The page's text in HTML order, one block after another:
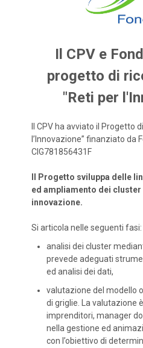
Il CPV e
progetto di
"Reti per
Il CPV ha avviato il Progetto
l’Innovazione” finanziato da
CIG781856431F
Il Progetto sviluppa delle
ed ampliamento dei
innovazione.
Si articola nelle seguenti fasi:
analisi dei cluster
prevede adeguati
ed analisi dei dati,
valutazione del modello
di griglie. La valutazione
imprenditori, manager
nella gestione ed
con l’obiettivo di